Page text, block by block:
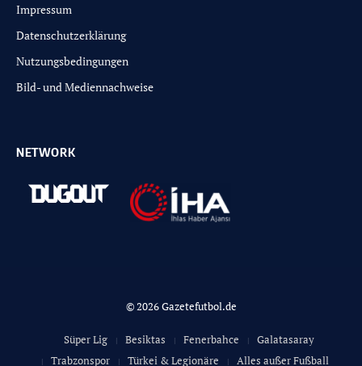
Impressum
Datenschutzerklärung
Nutzungsbedingungen
Bild- und Mediennachweise
NETWORK
© 2026 Gazetefutbol.de
Süper Lig Besiktas Fenerbahce
Galatasaray
Trabzonspor
Türkei & Legionäre Alles außer Fußball